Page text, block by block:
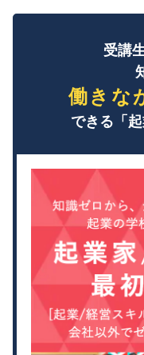
受講
働きな
できる「